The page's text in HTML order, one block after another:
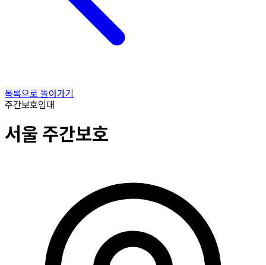
목록으로 돌아가기
주간보호임대
서울 주간보호